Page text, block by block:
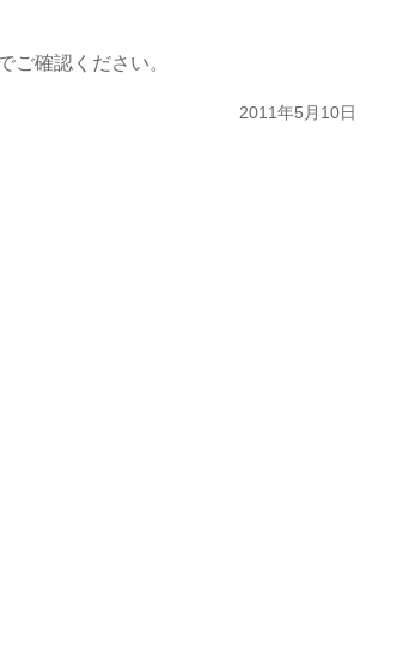
ご確認ください。
2011年5月10日